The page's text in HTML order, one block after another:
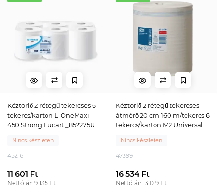
Kéztörlő 2 rétegű tekercses 6
tekercs/karton L-OneMaxi
450 Strong Lucart _852275U
Nincs készleten
45216
11 601 Ft
Nettó ár: 9 135 Ft
Kéztörlő 2 rétegű tekercses
átmérő 20 cm 160 m/tekercs 6
tekercs/karton M2 Universal
Nincs készleten
47399
16 534 Ft
Nettó ár: 13 019 Ft